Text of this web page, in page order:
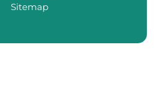
Sitemap